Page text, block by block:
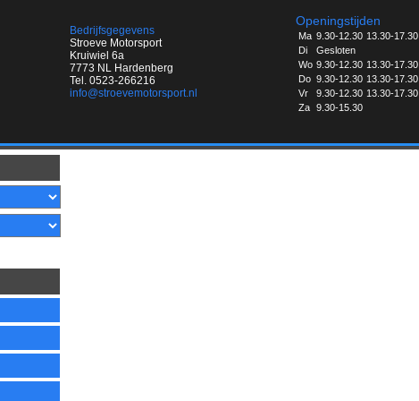
Bedrijfsgegevens
Stroeve Motorsport
Kruiwiel 6a
7773 NL Hardenberg
Tel. 0523-266216
info@stroevemotorsport.nl
Openingstijden
Ma 9.30-12.30 13.30-17.30
Di
Gesloten
Wo 9.30-12.30 13.30-17.30
Do 9.30-12.30 13.30-17.30
Vr
9.30-12.30 13.30-17.30
Za
9.30-15.30